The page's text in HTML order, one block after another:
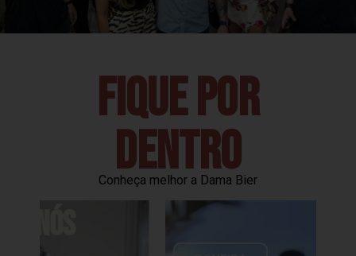
fique por
dentro
Conheça melhor a Dama Bier
NOSSOS PRODUTOS